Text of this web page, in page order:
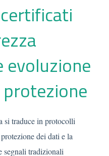
evoluzione
si traduce in protocolli
dei dati e la
segnali tradizionali